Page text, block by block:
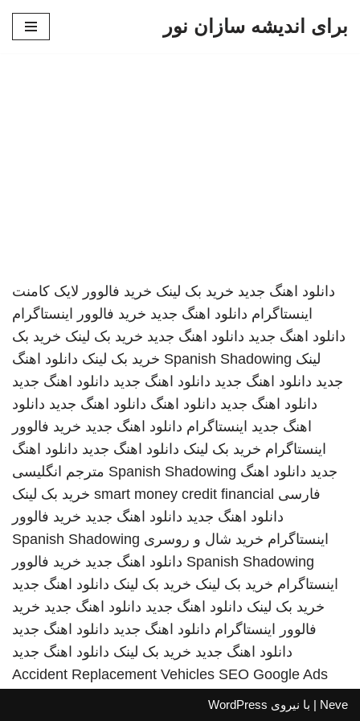
برای اندیشه سازان نور
دانلود اهنگ جدید خرید بک لینک خرید فالوور لایک کامنت
اینستاگرام دانلود اهنگ جدید خرید فالوور اینستاگرام
دانلود اهنگ جدید دانلود اهنگ جدید خرید بک لینک خرید بک
لینک Spanish Shadowing خرید بک لینک دانلود اهنگ
جدید دانلود اهنگ جدید دانلود اهنگ جدید دانلود اهنگ جدید
دانلود اهنگ جدید دانلود اهنگ دانلود اهنگ جدید دانلود
اهنگ جدید اینستاگرام دانلود اهنگ جدید خرید فالوور
اینستاگرام خرید بک لینک دانلود اهنگ جدید دانلود اهنگ
جدید دانلود اهنگ Spanish Shadowing مترجم انگلیسی
فارسی smart money credit financial خرید بک لینک
دانلود اهنگ جدید دانلود اهنگ جدید خرید فالوور
اینستاگرام خرید شال و روسری Spanish Shadowing
Spanish Shadowing دانلود اهنگ جدید خرید فالوور
اینستاگرام خرید بک لینک خرید بک لینک دانلود اهنگ جدید
خرید بک لینک دانلود اهنگ جدید دانلود اهنگ جدید خرید
فالوور اینستاگرام دانلود اهنگ جدید دانلود اهنگ جدید
دانلود اهنگ جدید خرید بک لینک دانلود اهنگ جدید
Accident Replacement Vehicles SEO Google Ads
Neve | با نیروی WordPress